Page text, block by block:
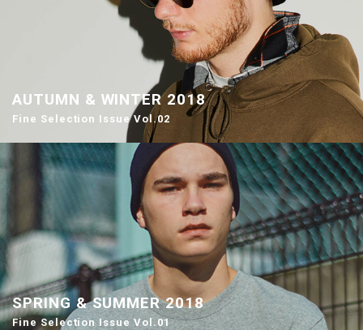
AUTUMN & WINTER 2018
Fine Selection Issue Vol.02
SPRING & SUMMER 2018
Fine Selection Issue Vol.01